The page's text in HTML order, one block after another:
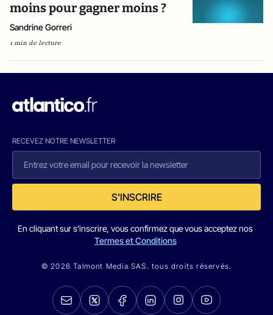
moins pour gagner moins ?
Sandrine Gorreri
1 min de lecture
RECEVEZ NOTRE NEWSLETTER
S'INSCRIRE
En cliquant sur s'inscrire, vous confirmez que vous acceptez nos
Termes et Conditions
© 2026 Talmont Media SAS. tous droits réservés.